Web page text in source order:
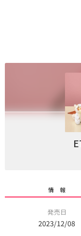
情 報
発売日
2023/12/08